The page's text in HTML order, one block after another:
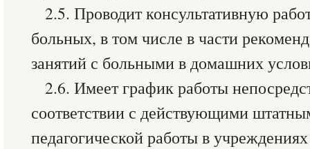
2.5. Проводит консультативную
больных, в том числе в части
занятий с больными в домашних
2.6. Имеет график работы
соответствии с действующими
педагогической работы в